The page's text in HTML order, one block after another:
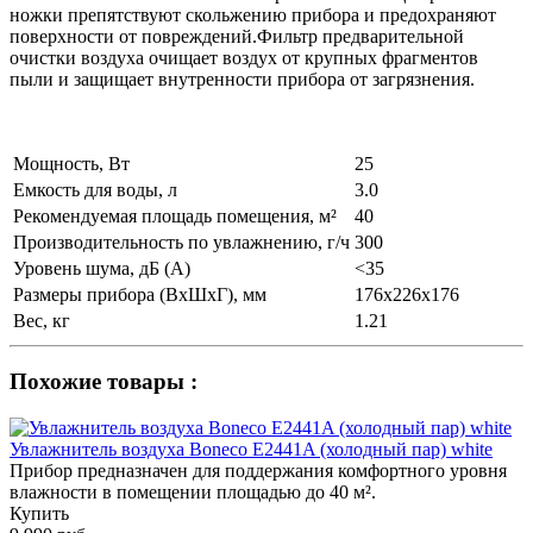
ножки препятствуют скольжению прибора и предохраняют
поверхности от повреждений.Фильтр предварительной
очистки воздуха очищает воздух от крупных фрагментов
пыли и защищает внутренности прибора от загрязнения.
Мощность, Вт
25
Емкость для воды, л
3.0
Рекомендуемая площадь помещения, м²
40
Производительность по увлажнению, г/ч 300
Уровень шума, дБ (А)
<35
Размеры прибора (ВхШхГ), мм
176x226x176
Вес, кг
1.21
Похожие товары :
Увлажнитель воздуха Boneco E2441A (холодный пар) white
Прибор предназначен для поддержания комфортного уровня
влажности в помещении площадью до 40 м².
Купить